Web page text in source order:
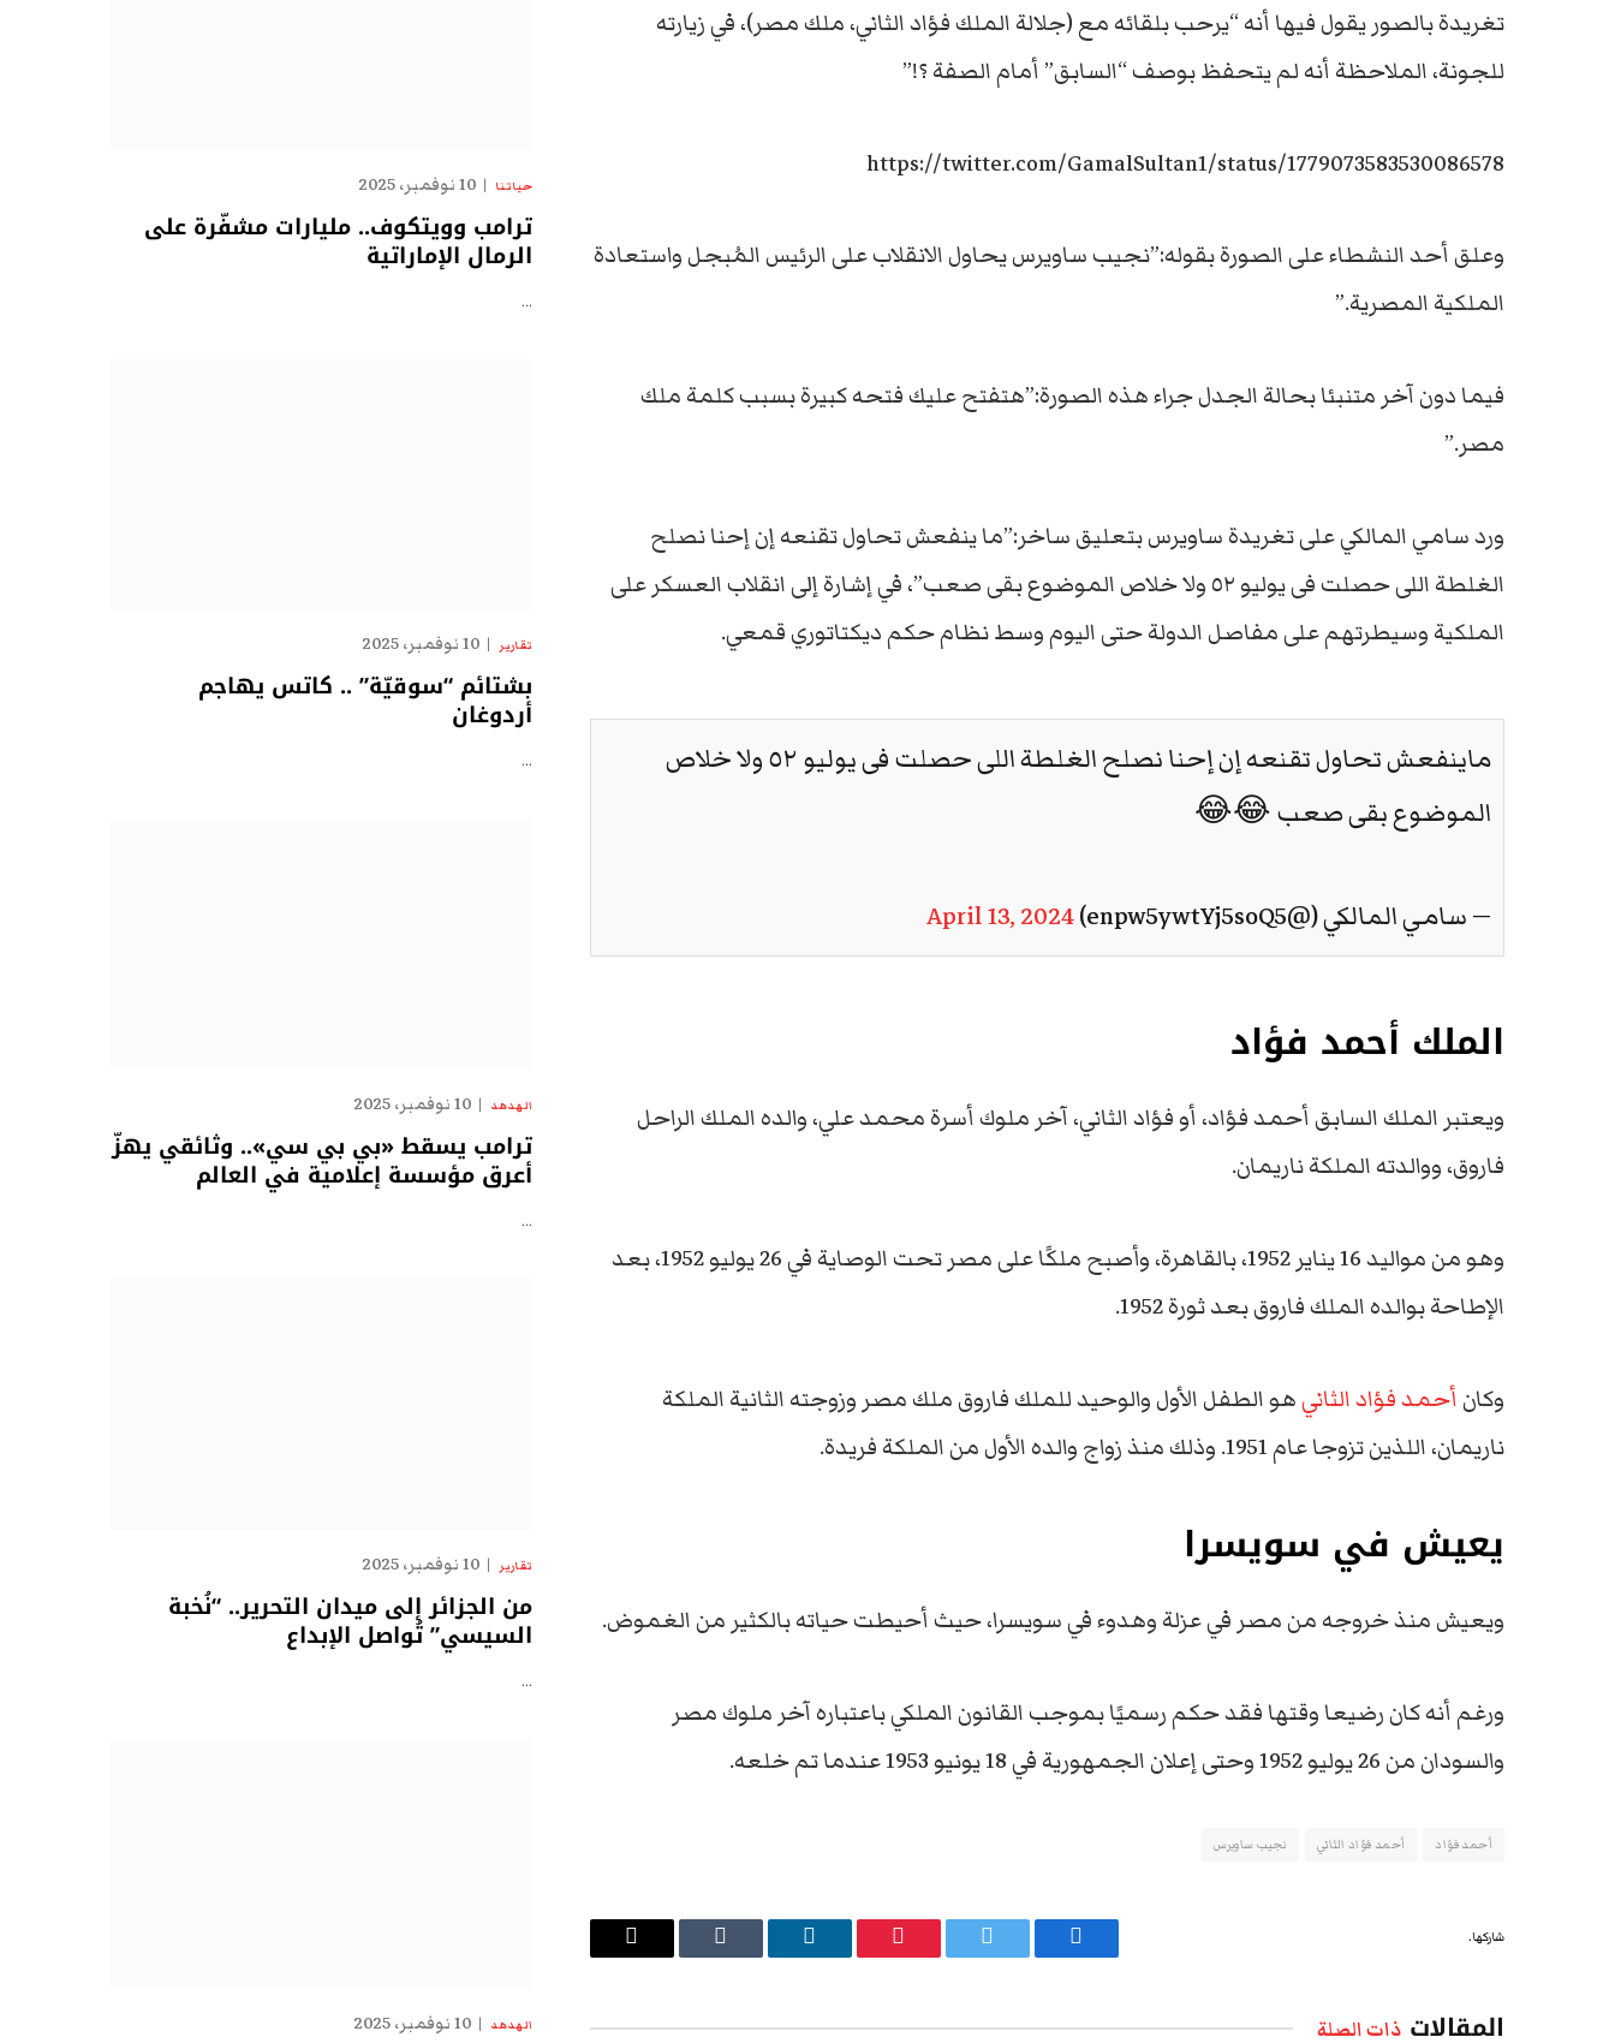
تغريدة بالصور يقول فيها أنه “يرحب بلقائه مع (جلالة الملك فؤاد الثاني، ملك مصر)، في زيارته
للجونة، الملاحظة أنه لم يتحفظ بوصف “السابق” أمام الصفة ؟!”
https://twitter.com/GamalSultan1/status/1779073583530086578
وعلق أحد النشطاء على الصورة بقوله:”نجيب ساويرس يحاول الانقلاب على الرئيس المُبجل واستعادة
الملكية المصرية.”
فيما دون آخر متنبئا بحالة الجدل جراء هذه الصورة:”هتفتح عليك فتحه كبيرة بسبب كلمة ملك
مصر.”
ورد سامي المالكي على تغريدة ساويرس بتعليق ساخر:”ما ينفعش تحاول تقنعه إن إحنا نصلح
الغلطة اللى حصلت فى يوليو ٥٢ ولا خلاص الموضوع بقى صعب”، في إشارة إلى انقلاب العسكر على
الملكية وسيطرتهم على مفاصل الدولة حتى اليوم وسط نظام حكم ديكتاتوري قمعي.
ماينفعش تحاول تقنعه إن إحنا نصلح الغلطة اللى حصلت فى يوليو ٥٢ ولا خلاص
الموضوع بقى صعب 😂😂
— سامي المالكي (@enpw5ywtYj5soQ5) April 13, 2024
الملك أحمد فؤاد
ويعتبر الملك السابق أحمد فؤاد، أو فؤاد الثاني، آخر ملوك أسرة محمد علي، والده الملك الراحل
فاروق، ووالدته الملكة ناريمان.
وهو من مواليد 16 يناير 1952، بالقاهرة، وأصبح ملكًا على مصر تحت الوصاية في 26 يوليو 1952، بعد
الإطاحة بوالده الملك فاروق بعد ثورة 1952.
وكانأحمد فؤاد الثانيهو الطفل الأول والوحيد للملك فاروق ملك مصر وزوجته الثانية الملكة
ناريمان، اللذين تزوجا عام 1951. وذلك منذ زواج والده الأول من الملكة فريدة.
يعيش في سويسرا
ويعيش منذ خروجه من مصر في عزلة وهدوء في سويسرا، حيث أحيطت حياته بالكثير من الغموض.
ورغم أنه كان رضيعا وقتها فقد حكم رسميًا بموجب القانون الملكي باعتباره آخر ملوك مصر
والسودان من 26 يوليو 1952 وحتى إعلان الجمهورية في 18 يونيو 1953 عندما تم خلعه.
أحمد فؤاد أحمد فؤاد الثاني نجيب ساويرس
شاركها.
فيسبوك تويتر بينتيريست لينكدإن Tumblr
البريد
المقالات ذات الصلة
حياتنا 10 نوفمبر، 2025
ترامب وويتكوف.. مليارات مشفّرة على
الرمال الإماراتية
…
تقارير 10 نوفمبر، 2025
بشتائم “سوقيّة” .. كاتس يهاجم
أردوغان
…
الهدهد 10 نوفمبر، 2025
ترامب يسقط «بي بي سي».. وثائقي يهزّ
أعرق مؤسسة إعلامية في العالم
…
تقارير 10 نوفمبر، 2025
من الجزائر إلى ميدان التحرير.. “نُخبة
السيسي” تُواصل الإبداع
…
الهدهد 10 نوفمبر، 2025